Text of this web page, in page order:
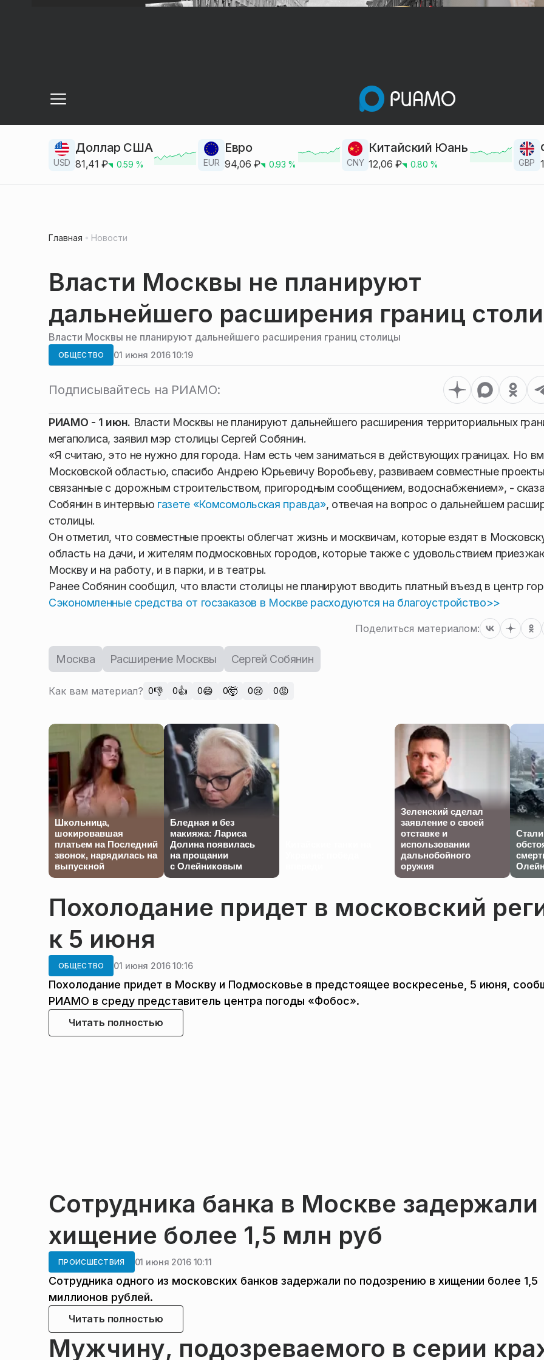
USD
Доллар США
81,41 ₽ 0.59 % EUR
Евро
94,06 ₽ 0.93 % CNY
Китайский Юань
12,06 ₽ 0.80 % GBP
Главная Новости
Власти Москвы не планируют
дальнейшего расширения границ
Власти Москвы не планируют дальнейшего расширения границ столицы
ОБЩЕСТВО 01 июня 2016 10:19
Подписывайтесь на РИАМО:
РИАМО - 1 июн. Власти Москвы не планируют дальнейшего расширения территориальных
мегаполиса, заявил мэр столицы Сергей Собянин.
«Я считаю, это не нужно для города. Нам есть чем заниматься в действующих границах. Но
Московской областью, спасибо Андрею Юрьевичу Воробьеву, развиваем совместные
связанные с дорожным строительством, пригородным сообщением, водоснабжением», -
Собянин в интервью газете «Комсомольская правда», отвечая на вопрос о дальнейшем
столицы.
Он отметил, что совместные проекты облегчат жизнь и москвичам, которые ездят в
область на дачи, и жителям подмосковных городов, которые также с удовольствием
Москву и на работу, и в парки, и в театры.
Ранее Собянин сообщил, что власти столицы не планируют вводить платный въезд в центр
Сэкономленные средства от госзаказов в Москве расходуются на благоустройство>>
Поделиться материалом:
Москва Расширение Москвы Сергей Собянин
Как вам материал? 0👎 0👍 0😄 0🤯 0😢 0😡
Школьница,
шокировавшая
платьем на Последний
звонок, нарядилась на
выпускной
Бледная и без
макияжа: Лариса
Долина появилась
на прощании
с Олейниковым
Зеленский сделал
заявление о своей
отставке и
использовании
дальнобойного
оружия
Похолодание придет в московский
к 5 июня
ОБЩЕСТВО 01 июня 2016 10:16
Похолодание придет в Москву и Подмосковье в предстоящее воскресенье, 5 июня,
РИАМО в среду представитель центра погоды «Фобос».
Читать полностью
Сотрудника банка в Москве задержали
хищение более 1,5 млн руб
ПРОИСШЕСТВИЯ 01 июня 2016 10:11
Сотрудника одного из московских банков задержали по подозрению в хищении более 1,5
миллионов рублей.
Читать полностью
Мужчину, подозреваемого в серии